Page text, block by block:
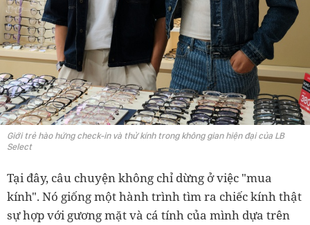
Giới trẻ hào hứng check-in và thử kính trong không gian hiện đại của LB
Select
Tại đây, câu chuyện không chỉ dừng ở việc "mua
kính". Nó giống một hành trình tìm ra chiếc kính thật
sự hợp với gương mặt và cá tính của mình dựa trên